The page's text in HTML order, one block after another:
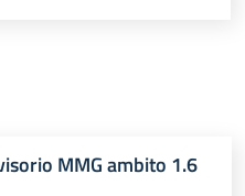
MMG ambito 1.6